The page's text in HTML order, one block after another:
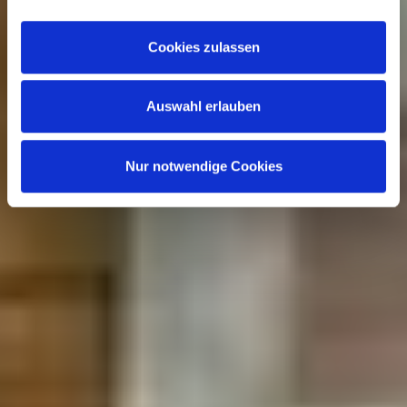
Richtlinie
aufrufen. Sie können Ihre Einwilligung jederzeit
widerrufen, ohne dass hiervon die Zulässigkeit der
vorherigen Datenverarbeitung berührt wird.
Cookies zulassen
Auswahl erlauben
Nur notwendige Cookies